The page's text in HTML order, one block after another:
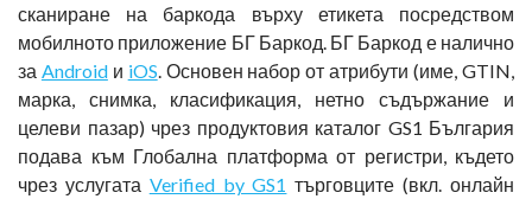
сканиране на баркода върху етикета посредством
мобилното приложение БГ Баркод. БГ Баркод е налично
за Androidи iOS . Основен набор от атрибути (име, GTIN,
марка, снимка, класификация, нетно съдържание и
целеви пазар) чрез продуктовия каталог GS1 България
подава към Глобална платформа от регистри, където
чрез услугата Verified by GS1 търговците (вкл. онлайн